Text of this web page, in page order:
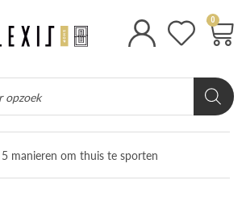
0
5 manieren om thuis te sporten